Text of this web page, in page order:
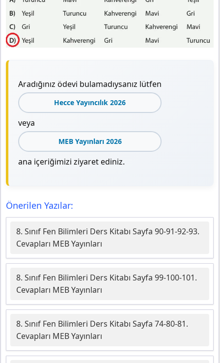
Aradığınız ödevi bulamadıysanız lütfen
Hecce Yayıncılık 2026
veya
MEB Yayınları 2026
ana içeriğimizi ziyaret ediniz.
Önerilen Yazılar:
8. Sınıf Fen Bilimleri Ders Kitabı Sayfa 90-91-92-93.
Cevapları MEB Yayınları
8. Sınıf Fen Bilimleri Ders Kitabı Sayfa 99-100-101.
Cevapları MEB Yayınları
8. Sınıf Fen Bilimleri Ders Kitabı Sayfa 74-80-81.
Cevapları MEB Yayınları